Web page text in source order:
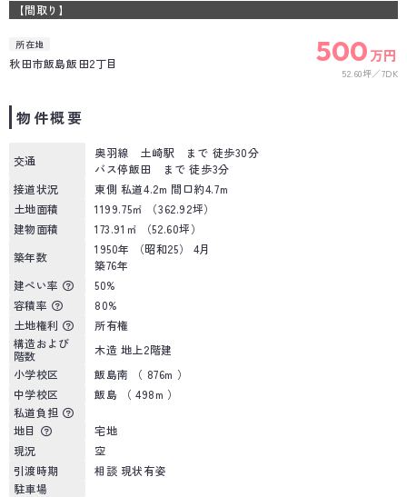
【間取り】
所在地
秋田市飯島飯田2丁目 500万円
52.60坪 7DK
物件概要
交通
奥羽線 土崎駅 まで 徒歩30分
バス停飯田 まで 徒歩3分
接道状況
東側 私道4.2m 間口約4.7m
土地面積
1199.75㎡ （362.92坪）
建物面積
173.91㎡ （52.60坪）
築年数
1950年 （昭和25） 4月
築76年
建ぺい率
50%
容積率
80%
土地権利
所有権
構造および
階数
木造 地上2階建
小学校区
飯島南 （ 876m ）
中学校区
飯島 （ 498m ）
私道負担
地目
宅地
現況
空
引渡時期
相談 現状有姿
駐車場